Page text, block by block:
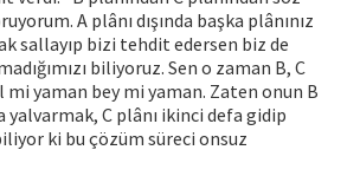
A plânı dışında başka plânınız
sallayıp bizi tehdit edersen biz de
biliyoruz. Sen o zaman B, C
mi yaman bey mi yaman. Zaten onun B
yalvarmak, C plânı ikinci defa gidip
ki bu çözüm süreci onsuz